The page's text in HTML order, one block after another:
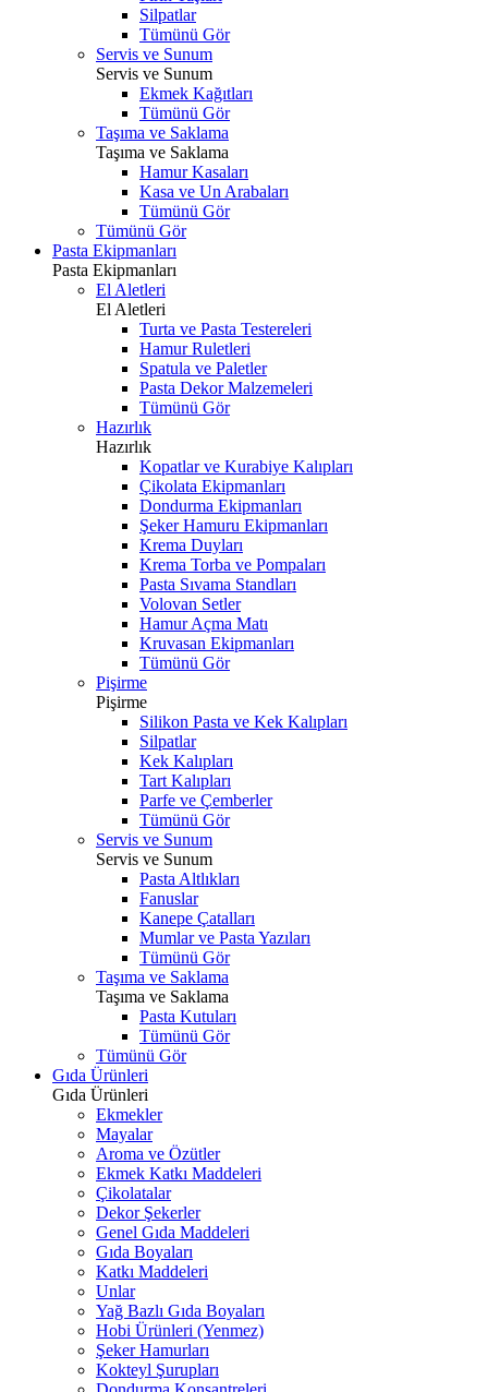
Silpatlar
Tümünü Gör
Servis ve Sunum
Servis ve Sunum
Ekmek Kağıtları
Tümünü Gör
Taşıma ve Saklama
Taşıma ve Saklama
Hamur Kasaları
Kasa ve Un Arabaları
Tümünü Gör
Tümünü Gör
Pasta Ekipmanları
Pasta Ekipmanları
El Aletleri
El Aletleri
Turta ve Pasta Testereleri
Hamur Ruletleri
Spatula ve Paletler
Pasta Dekor Malzemeleri
Tümünü Gör
Hazırlık
Hazırlık
Kopatlar ve Kurabiye Kalıpları
Çikolata Ekipmanları
Dondurma Ekipmanları
Şeker Hamuru Ekipmanları
Krema Duyları
Krema Torba ve Pompaları
Pasta Sıvama Standları
Volovan Setler
Hamur Açma Matı
Kruvasan Ekipmanları
Tümünü Gör
Pişirme
Pişirme
Silikon Pasta ve Kek Kalıpları
Silpatlar
Kek Kalıpları
Tart Kalıpları
Parfe ve Çemberler
Tümünü Gör
Servis ve Sunum
Servis ve Sunum
Pasta Altlıkları
Fanuslar
Kanepe Çatalları
Mumlar ve Pasta Yazıları
Tümünü Gör
Taşıma ve Saklama
Taşıma ve Saklama
Pasta Kutuları
Tümünü Gör
Tümünü Gör
Gıda Ürünleri
Gıda Ürünleri
Ekmekler
Mayalar
Aroma ve Özütler
Ekmek Katkı Maddeleri
Çikolatalar
Dekor Şekerler
Genel Gıda Maddeleri
Gıda Boyaları
Katkı Maddeleri
Unlar
Yağ Bazlı Gıda Boyaları
Hobi Ürünleri (Yenmez)
Şeker Hamurları
Kokteyl Şurupları